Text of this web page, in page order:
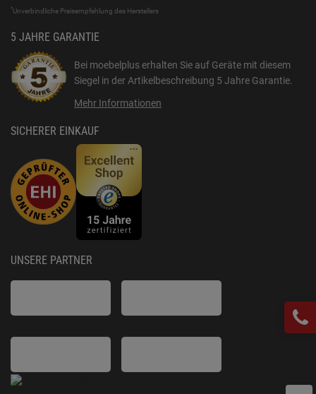
*Unverbindliche Preisempfehlung des Herstellers
5 JAHRE GARANTIE
Bei moebelplus erhalten Sie auf Geräte mit diesem
Siegel in der Artikelbeschreibung 5 Jahre Garantie.
Mehr Informationen
SICHERER EINKAUF
UNSERE PARTNER